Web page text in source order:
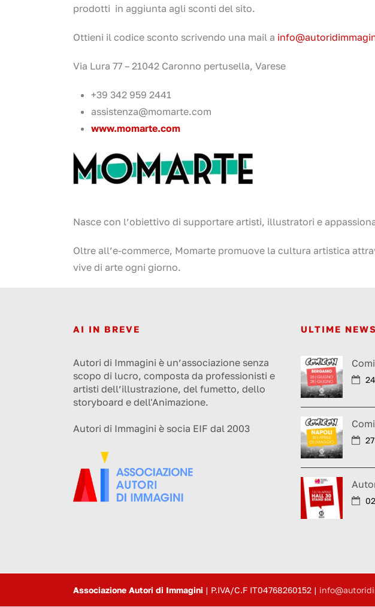
prodotti in aggiunta agli sconti del sito.
Ottieni il codice sconto scrivendo una mail a
Via Lura 77 – 21042 Caronno pertusella, Varese
+39 342 959 2441
assistenza@momarte.com
www.momarte.com
Nasce con l’obiettivo di supportare artisti, illustratori e
Oltre all’e-commerce, Momarte promuove la cultura artistica
vive di arte ogni giorno.
AI IN BREVE
Autori di Immagini è un’associazione senza
scopo di lucro, composta da professionisti e
artisti dell’illustrazione, del fumetto, dello
storyboard e dell'Animazione.
Autori di Immagini è socia EIF dal 2003
ULTIME NEWS
Associazione Autori di Immagini | P.IVA/C.F IT04768260152 |